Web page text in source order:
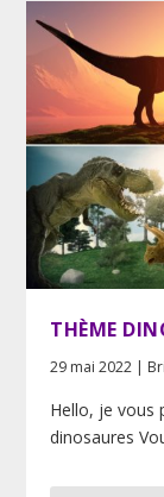
THÈME
29 mai 2022 |
Hello, je vous
dinosaures